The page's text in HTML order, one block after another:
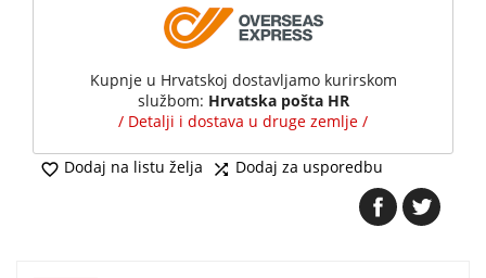
Kupnje u Hrvatskoj dostavljamo kurirskom
službom: Hrvatska pošta HR
/ Detalji i dostava u druge zemlje /
 Dodaj na listu želja  Dodaj za usporedbu